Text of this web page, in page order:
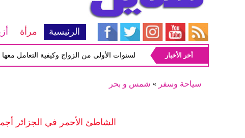
الرئيسية مرأة
أبرز المشاكل شيوعاً في السنوات الأولى من الزواج وكيفية التعامل معها
أخر الأخبار
سياحة وسفر » شمس و بحر
الشاطئ الأحمر في الجزائر